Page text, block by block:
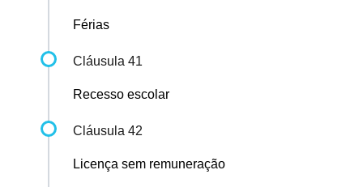
Férias
Cláusula 41
Recesso escolar
Cláusula 42
Licença sem remuneração